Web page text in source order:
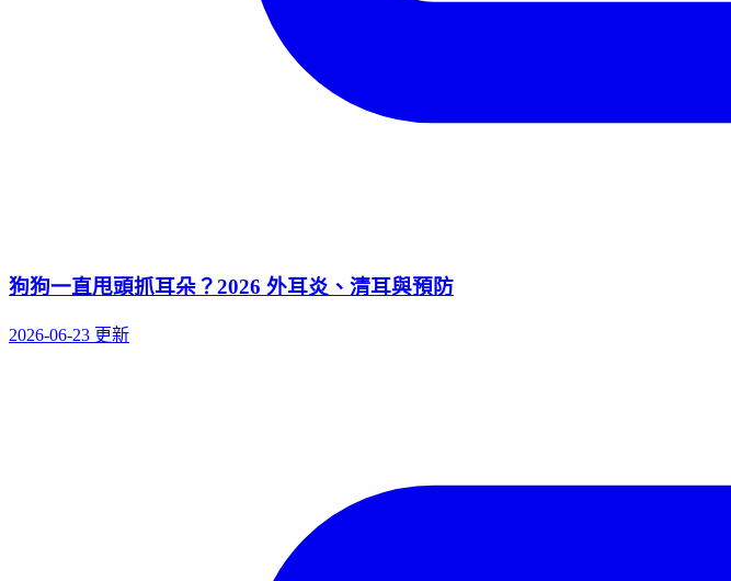
狗狗一直甩頭抓耳朵？2026 外耳炎、清耳與預防
2026-06-23 更新